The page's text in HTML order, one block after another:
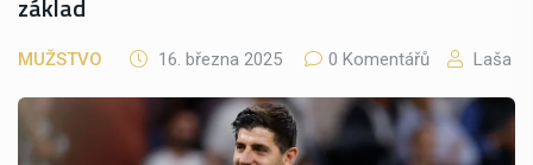
základ
MUŽSTVO 16. března 2025 0 Komentářů Laša